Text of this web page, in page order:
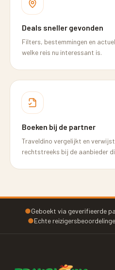
Deals sneller gevonden
Filters, bestemmingen en
welke reis nu interessant is.
Boeken bij de partner
Traveldino vergelijkt en
rechtstreeks bij de aanbieder
●Geboekt via geverifieerde
●Echte